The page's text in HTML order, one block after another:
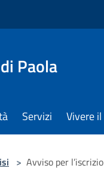
Paola
Servizi Vivere
> Avviso per